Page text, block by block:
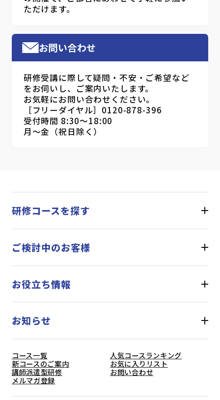
ただけます。
お問い合わせ
研修受講に際して疑問・不安・ご希望など
をお伺いし、ご案内いたします。
お気軽にお問い合わせください。
［フリーダイヤル］0120-878-396
受付時間 8:30～18:00
月～金（祝日除く）
研修コースを探す
ご検討中のお客様
お役立ち情報
お知らせ
コース一覧
人気コースランキング
新コースのご案内
お気に入りリスト
講師派遣型研修
お問い合わせ
メルマガ登録